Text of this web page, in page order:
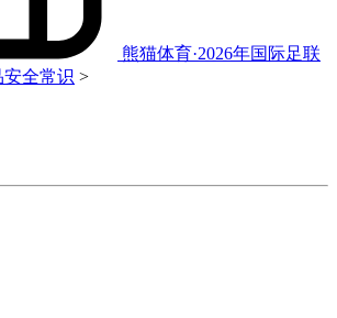
熊猫体育·2026年国际足联
安全常识 >